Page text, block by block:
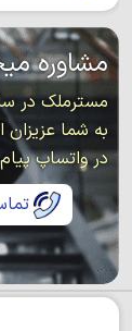
مشاوره
مسترملک در
به شما
در واتساپ